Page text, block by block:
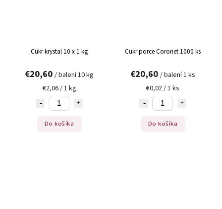
Cukr krystal 10 x 1 kg
€20,60 / balení 10 kg
€2,06 / 1 kg
Do košíka
Cukr porce Coronet 1000 ks
€20,60 / balení 1 ks
€0,02 / 1 ks
Do košíka